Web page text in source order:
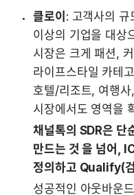
클로이 : 고객사의
이상의 기업을 대상
시장은 크게 패션,
라이프스타일 카테
호텔/리조트, 여행
시장에서도 영역을
채널톡의 SDR은 단
만드는 것 을 넘어,
정의하고 Qualify(
성공적인 아웃바운